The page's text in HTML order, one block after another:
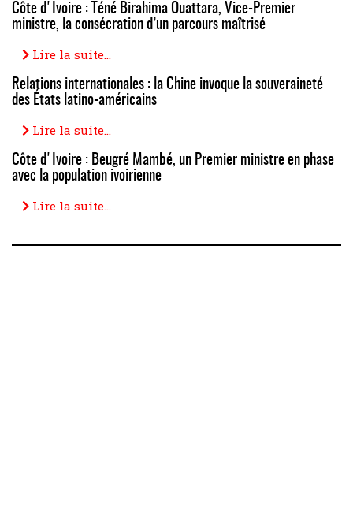
Côte d'Ivoire : Téné Birahima Ouattara, Vice-Premier
ministre, la consécration d’un parcours maîtrisé
Lire la suite...
Relations internationales : la Chine invoque la souveraineté
des États latino-américains
Lire la suite...
Côte d'Ivoire : Beugré Mambé, un Premier ministre en phase
avec la population ivoirienne
Lire la suite...